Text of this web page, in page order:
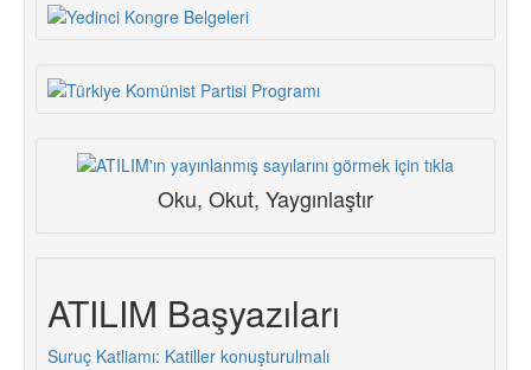
Oku, Okut, Yaygınlaştır
ATILIM Başyazıları
Suruç Katliamı: Katiller konuşturulmalı